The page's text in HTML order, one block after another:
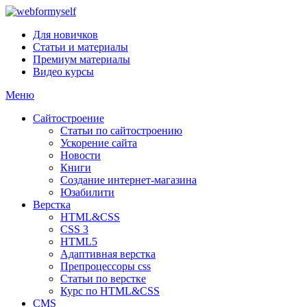
Для новичков
Статьи и материалы
Премиум материалы
Видео курсы
Меню
Сайтостроение
Статьи по сайтостроению
Ускорение сайта
Новости
Книги
Создание интернет-магазина
Юзабилити
Верстка
HTML&CSS
CSS 3
HTML5
Адаптивная верстка
Препроцессоры css
Статьи по верстке
Курс по HTML&CSS
CMS